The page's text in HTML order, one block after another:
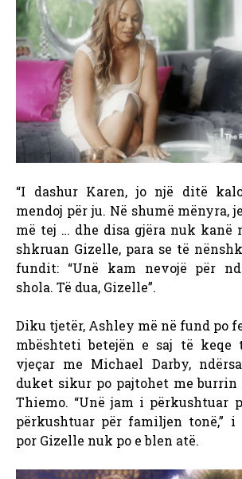
“I dashur Karen, jo një ditë
mendoj për ju. Në shumë mënyra,
më tej … dhe disa gjëra nuk kanë
shkruan Gizelle, para se të
fundit: “Unë kam nevojë për
shola. Të dua, Gizelle”.
Diku tjetër, Ashley më në fund po
mbështeti betejën e saj të
vjeçar me Michael Darby,
duket sikur po pajtohet me burrin
Thiemo. “Unë jam i përkushtuar
përkushtuar për familjen tonë,”
por Gizelle nuk po e blen atë.